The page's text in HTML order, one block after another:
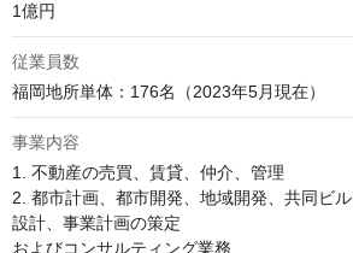
1億円
従業員数
福岡地所単体：176名（2023年5月現在）
事業内容
1. 不動産の売買、賃貸、仲介、管理
2. 都市計画、都市開発、地域開発、共同ビル
設計、事業計画の策定
およびコンサルティング業務